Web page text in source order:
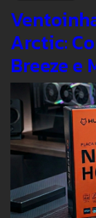
Arctic:
Breeze e